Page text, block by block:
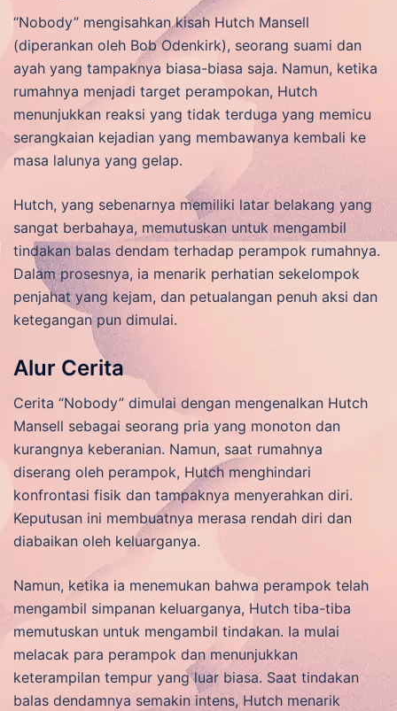
“Nobody” mengisahkan kisah Hutch Mansell
(diperankan oleh Bob Odenkirk), seorang suami dan
ayah yang tampaknya biasa-biasa saja. Namun, ketika
rumahnya menjadi target perampokan, Hutch
menunjukkan reaksi yang tidak terduga yang memicu
serangkaian kejadian yang membawanya kembali ke
masa lalunya yang gelap.
Hutch, yang sebenarnya memiliki latar belakang yang
sangat berbahaya, memutuskan untuk mengambil
tindakan balas dendam terhadap perampok rumahnya.
Dalam prosesnya, ia menarik perhatian sekelompok
penjahat yang kejam, dan petualangan penuh aksi dan
ketegangan pun dimulai.
Alur Cerita
Cerita “Nobody” dimulai dengan mengenalkan Hutch
Mansell sebagai seorang pria yang monoton dan
kurangnya keberanian. Namun, saat rumahnya
diserang oleh perampok, Hutch menghindari
konfrontasi fisik dan tampaknya menyerahkan diri.
Keputusan ini membuatnya merasa rendah diri dan
diabaikan oleh keluarganya.
Namun, ketika ia menemukan bahwa perampok telah
mengambil simpanan keluarganya, Hutch tiba-tiba
memutuskan untuk mengambil tindakan. Ia mulai
melacak para perampok dan menunjukkan
keterampilan tempur yang luar biasa. Saat tindakan
balas dendamnya semakin intens, Hutch menarik